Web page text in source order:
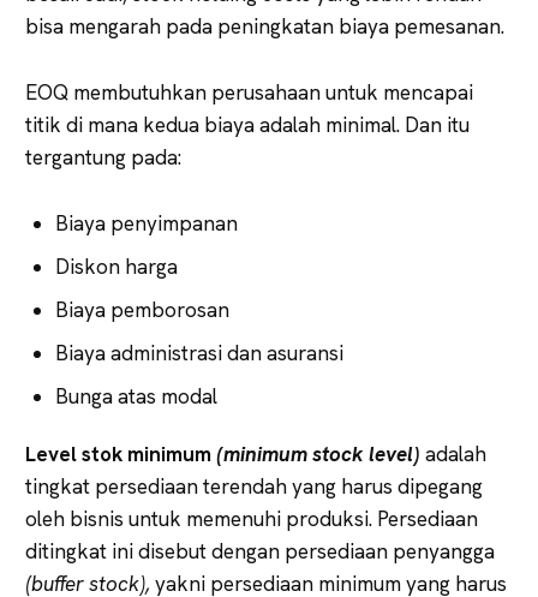
bisa mengarah pada peningkatan biaya pemesanan.
EOQ membutuhkan perusahaan untuk mencapai
titik di mana kedua biaya adalah minimal. Dan itu
tergantung pada:
Biaya penyimpanan
Diskon harga
Biaya pemborosan
Biaya administrasi dan asuransi
Bunga atas modal
Level stok minimum(minimum stock level) adalah
tingkat persediaan terendah yang harus dipegang
oleh bisnis untuk memenuhi produksi. Persediaan
ditingkat ini disebut dengan persediaan penyangga
(buffer stock),yakni persediaan minimum yang harus